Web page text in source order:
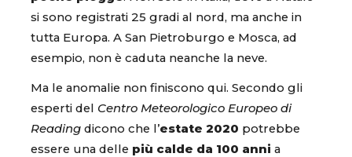
si sono registrati 25 gradi al nord, ma anche in
tutta Europa. A San Pietroburgo e Mosca, ad
esempio, non è caduta neanche la neve.
Ma le anomalie non finiscono qui. Secondo gli
esperti del Centro Meteorologico Europeo di
Reading dicono che l’estate 2020 potrebbe
essere una delle più calde da 100 anni a